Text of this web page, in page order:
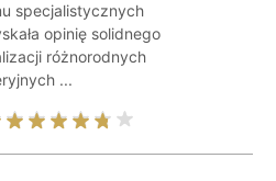
specjalistycznych
opinię solidnego
różnorodnych
...